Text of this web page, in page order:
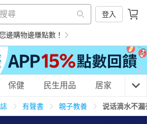
登入
邊購物邊賺點數！
保健 民生用品 居家 3C
有聲書 親子教養 说话滴水不